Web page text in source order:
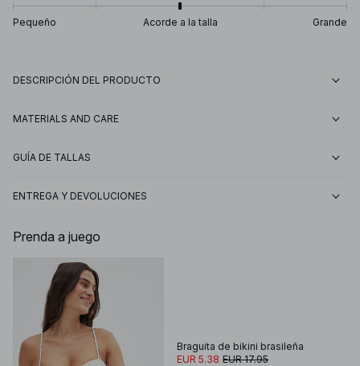
Pequeño Acorde a la talla Grande
DESCRIPCIÓN DEL PRODUCTO
MATERIALS AND CARE
GUÍA DE TALLAS
ENTREGA Y DEVOLUCIONES
Prenda a juego
Braguita de bikini brasileña
EUR 5.38 EUR 17.95